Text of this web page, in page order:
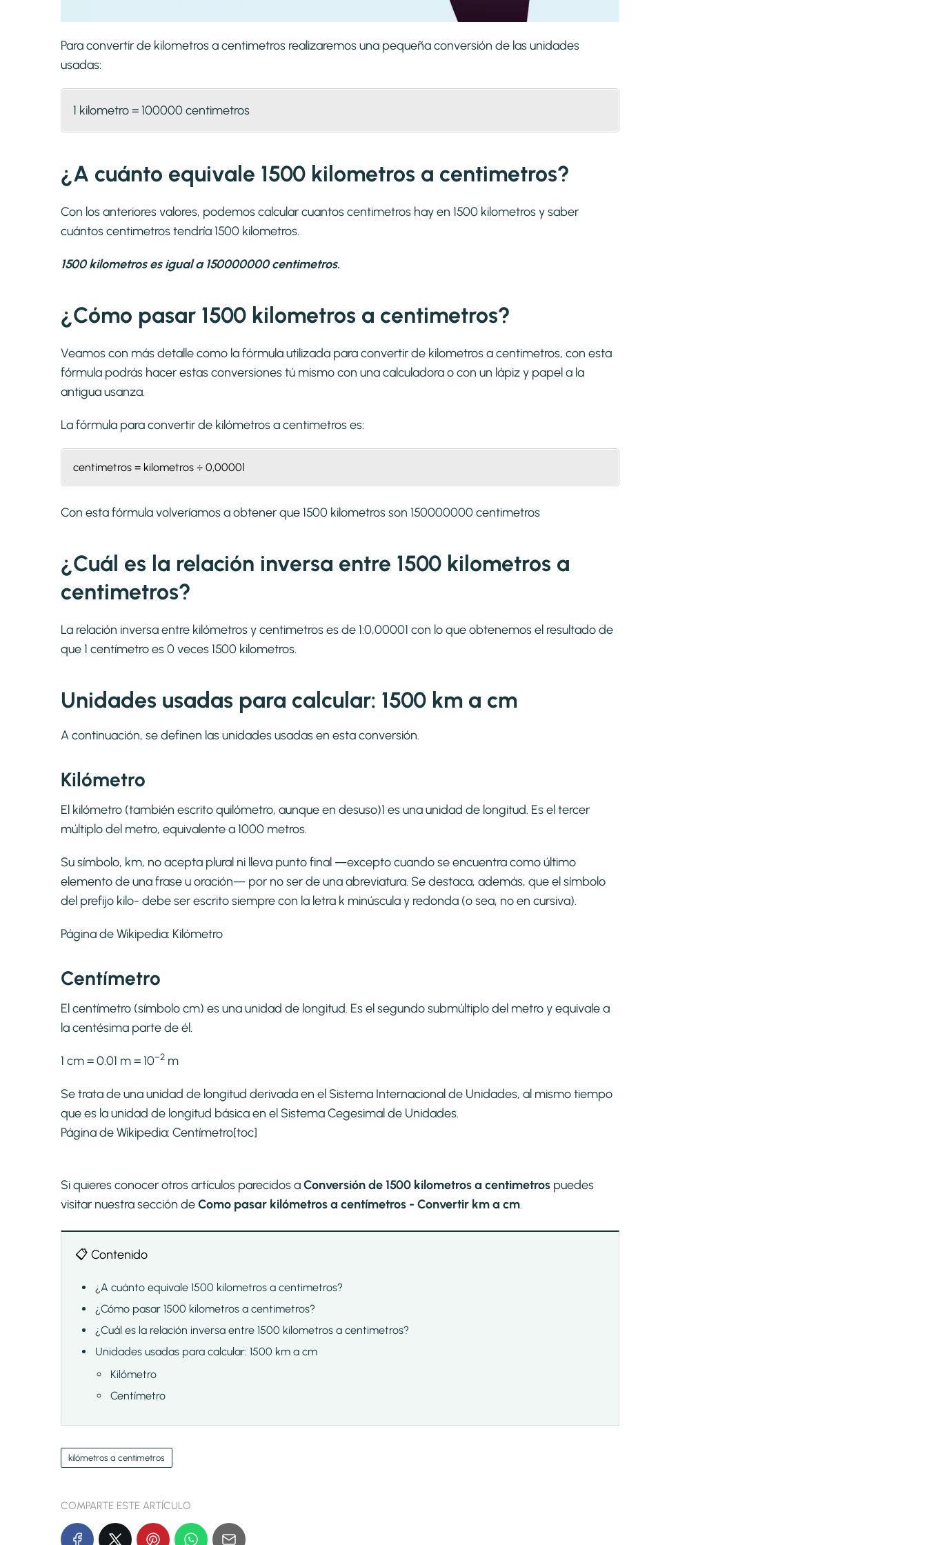
Para convertir de kilometros a centimetros realizaremos una pequeña conversión de las unidades
usadas:
1 kilometro = 100000 centimetros
¿A cuánto equivale 1500 kilometros a centimetros?
Con los anteriores valores, podemos calcular cuantos centimetros hay en 1500 kilometros y saber
cuántos centimetros tendría 1500 kilometros.
1500 kilometros es igual a 150000000 centimetros.
¿Cómo pasar 1500 kilometros a centimetros?
Veamos con más detalle como la fórmula utilizada para convertir de kilometros a centimetros, con esta
fórmula podrás hacer estas conversiones tú mismo con una calculadora o con un lápiz y papel a la
antigua usanza.
La fórmula para convertir de kilómetros a centimetroses:
centimetros = kilometros ÷ 0,00001
Con esta fórmula volveríamos a obtener que 1500 kilometros son 150000000 centimetros
¿Cuál es la relación inversa entre 1500 kilometros a
centimetros?
La relación inversa entre kilómetros y centimetros es de 1:0,00001 con lo que obtenemos el resultado de
que 1 centímetro es 0 veces 1500 kilometros.
Unidades usadas para calcular: 1500 km a cm
A continuación, se definen las unidades usadas en esta conversión.
Kilómetro
El kilómetro (también escrito quilómetro, aunque en desuso)1​ es una unidad de longitud. Es el tercer
múltiplo del metro, equivalente a 1000 metros.
Su símbolo, km, no acepta plural ni lleva punto final —excepto cuando se encuentra como último
elemento de una frase u oración— por no ser de una abreviatura. Se destaca, además, que el símbolo
del prefijo kilo- debe ser escrito siempre con la letra k minúscula y redonda (o sea, no en cursiva).
Página de Wikipedia: Kilómetro
Centímetro
El centímetro (símbolo cm) es una unidad de longitud. Es el segundo submúltiplo del metro y equivale a
la centésima parte de él.
1 cm = 0.01 m = 10−2 m
Se trata de una unidad de longitud derivada en el Sistema Internacional de Unidades, al mismo tiempo
que es la unidad de longitud básica en el Sistema Cegesimal de Unidades.
Página de Wikipedia: Centímetro[toc]
Si quieres conocer otros artículos parecidos aConversión de 1500 kilometros a centimetros puedes
visitar nuestra sección deComo pasar kilómetros a centímetros - Convertir km a cm.
📋 Contenido
¿A cuánto equivale 1500 kilometros a centimetros?
¿Cómo pasar 1500 kilometros a centimetros?
¿Cuál es la relación inversa entre 1500 kilometros a centimetros?
Unidades usadas para calcular: 1500 km a cm
Kilómetro
Centímetro
kilómetros a centimetros
COMPARTE ESTE ARTÍCULO